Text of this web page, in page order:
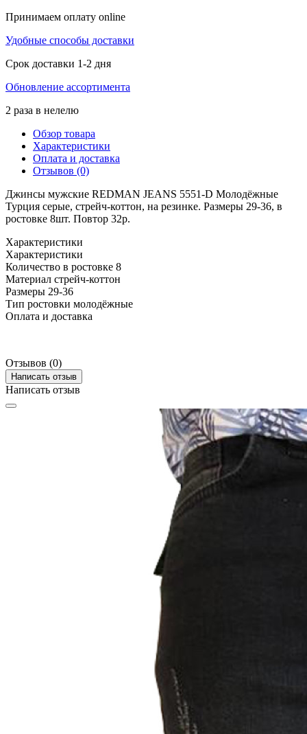
Принимаем оплату online
Удобные способы доставки
Срок доставки 1-2 дня
Обновление ассортимента
2 раза в нелелю
Обзор товара
Характеристики
Оплата и доставка
Отзывов (0)
Джинсы мужские REDMAN JEANS 5551-D Молодёжные
Турция серые, стрейч-коттон, на резинке. Размеры 29-36, в
ростовке 8шт. Повтор 32р.
Характеристики
Характеристики
Количество в ростовке 8
Материал стрейч-коттон
Размеры 29-36
Тип ростовки молодёжные
Оплата и доставка
Отзывов (0)
Написать отзыв
Написать отзыв